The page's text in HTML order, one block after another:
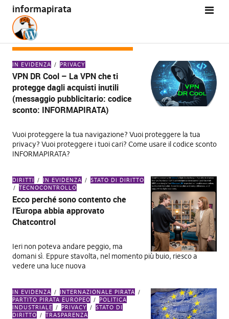
informapirata
CATEGORIA:
IN EVIDENZA PRIVACY
VPN DR Cool – La VPN che ti
protegge dagli acquisti inutili
(messaggio pubblicitario: codice
sconto: INFORMAPIRATA)
Vuoi proteggere la tua navigazione? Vuoi proteggere la tua
privacy? Vuoi proteggere i tuoi cari? Come usare il codice sconto
INFORMAPIRATA?
DIRITTI IN EVIDENZA
STATO DI DIRITTO
TECNOCONTROLLO
Ecco perché sono contento che
l’Europa abbia approvato
Chatcontrol
Ieri non poteva andare peggio, ma
domani sì. Eppure stavolta, nel momento più buio, riesco a
vedere una luce nuova
IN EVIDENZA
INTERNAZIONALE PIRATA
PARTITO PIRATA EUROPEO
POLITICA
INDUSTRIALE
PRIVACY
STATO DI
DIRITTO
TRASPARENZA